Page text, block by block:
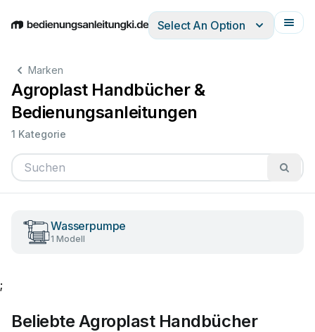
EnglishDeutschEspañolItalianoFrançais
Select An Option
Marken
Agroplast Handbücher &
Bedienungsanleitungen
1 Kategorie
Wasserpumpe
1 Modell
;
Beliebte Agroplast Handbücher